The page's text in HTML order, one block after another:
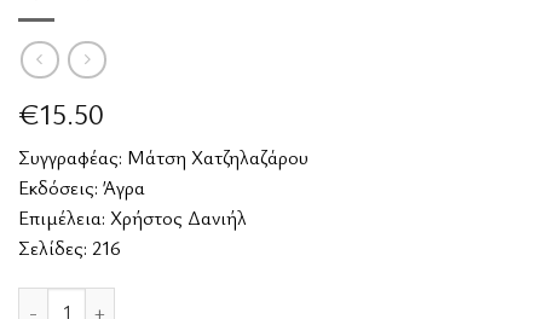
€15.50
Συγγραφέας: Μάτση Χατζηλαζάρου
Εκδόσεις: Άγρα
Επιμέλεια: Χρήστος Δανιήλ
Σελίδες: 216
Γράμματα από το Παρίσι στον Ανδρέα Εμπειρίκο 1946-1947